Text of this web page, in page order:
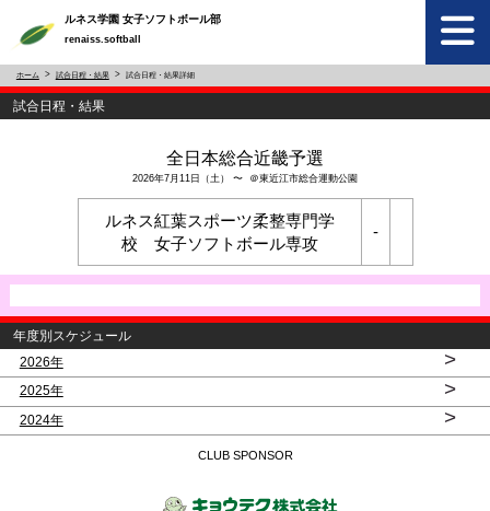
ルネス学園 女子ソフトボール部
renaiss.softball
ホーム 試合日程・結果 試合日程・結果詳細
試合日程・結果
全日本総合近畿予選
2026年7月11日（土） 〜 ＠東近江市総合運動公園
ルネス紅葉スポーツ柔整専門学
校 女子ソフトボール専攻
-
年度別スケジュール
2026年
>
2025年 >
2024年 >
CLUB SPONSOR